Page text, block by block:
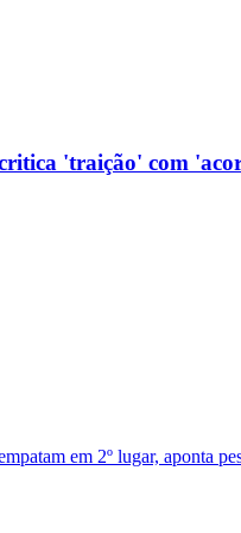
'traição' com
em 2º lugar, aponta